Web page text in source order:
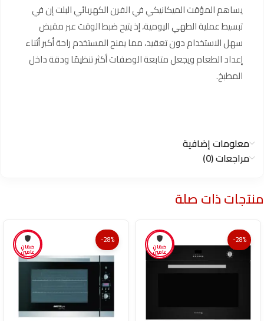
يساهم المؤقت الميكانيكي في الفرن الكهربائي البلت إن في
تبسيط عملية الطهي اليومية، إذ يتيح ضبط الوقت عبر مقبض
سهل الاستخدام دون تعقيد، مما يمنح المستخدم راحة أكبر أثناء
إعداد الطعام ويجعل متابعة الوصفات أكثر تنظيمًا ودقة داخل
المطبخ.
معلومات إضافية
مراجعات (0)
منتجات ذات صلة
ضمان
عامين
-28%
ضمان
عامين
-28%